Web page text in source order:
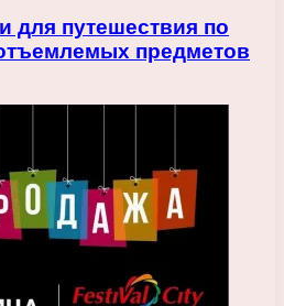
путешествия по
предметов